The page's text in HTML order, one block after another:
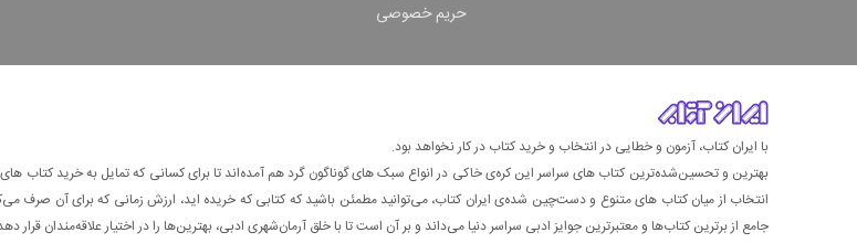
حریم خصوصی
با ایران کتاب، آزمون و خطایی در انتخاب و خرید کتاب در کار نخواهد بود.
بهترین و تحسین‌شده‌ترین کتاب‌ های سراسر این کره‌ی خاکی در انواع سبک های گوناگون گرد هم آمده‌اند تا برای کسانی که تمایل به خرید کتاب های
انتخاب از میان کتاب های متنوع و دست‌چین شده‌ی ایران کتاب، می‌توانید مطمئن باشید که کتابی که خریده اید، ارزش زمانی که برای آن صرف
جامع از برترین کتاب‌ها و معتبرترین جوایز ادبی سراسر دنیا می‌داند و بر آن است تا با خلق آرمان‌شهری ادبی، بهترین‌ها را در اختیار علاقه‌مندان قرار